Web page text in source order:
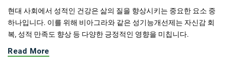
현대 사회에서 성적인 건강은 삶의 질을 향상시키는 중요한 요소 중
하나입니다. 이를 위해 비아그라와 같은 성기능개선제는 자신감 회
복, 성적 만족도 향상 등 다양한 긍정적인 영향을 미칩니다.
Read More